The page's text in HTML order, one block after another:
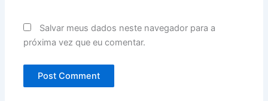
Salvar meus dados neste navegador para a
próxima vez que eu comentar.